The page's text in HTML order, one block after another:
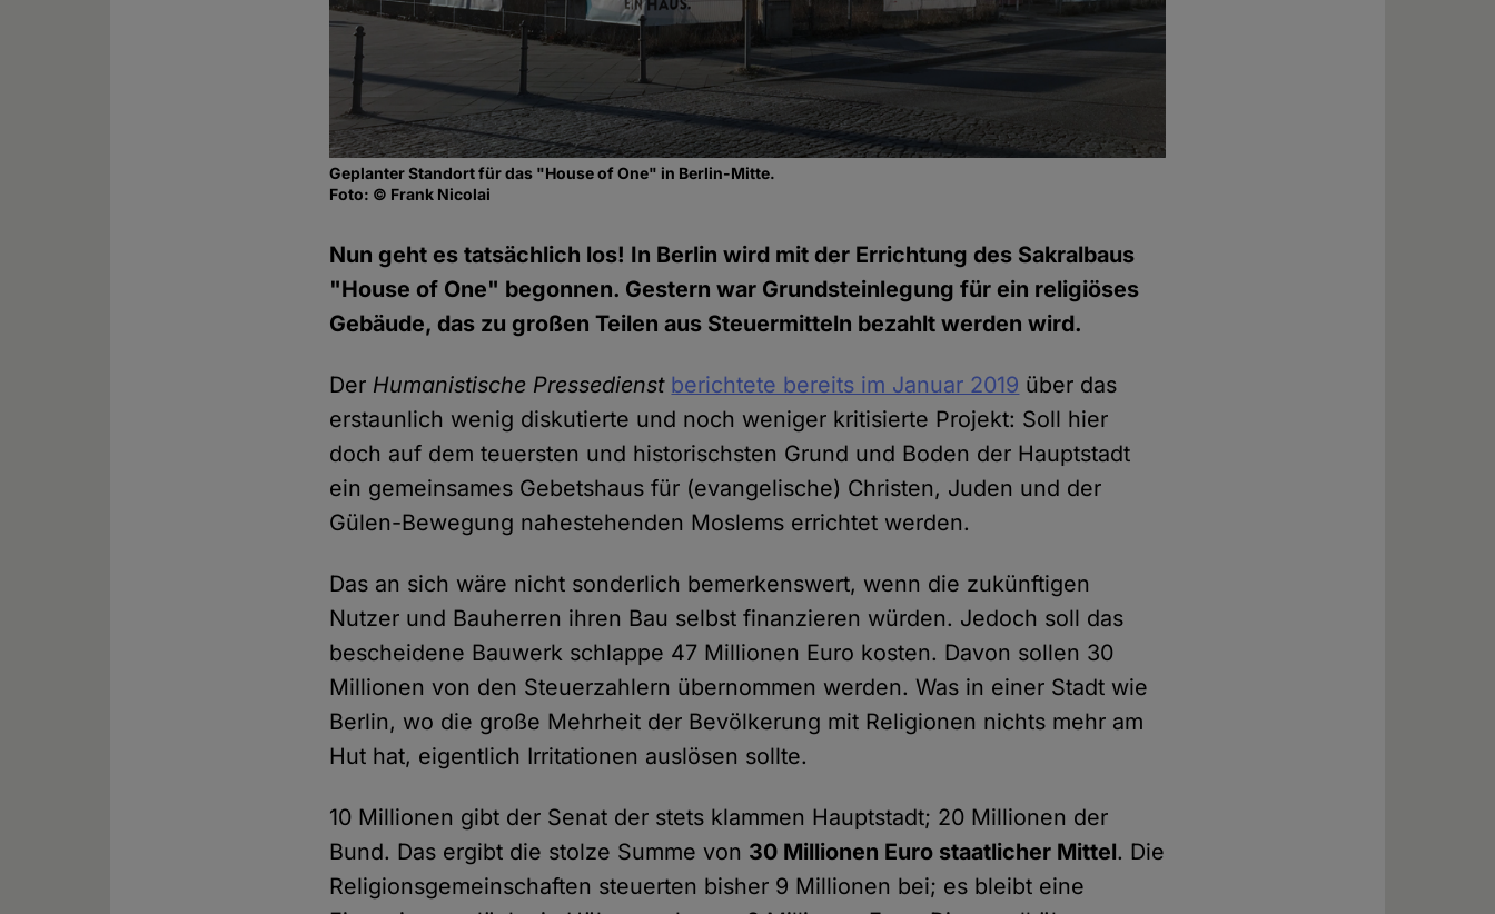
Geplanter Standort für das "House of One" in Berlin-Mitte.
Foto: © Frank Nicolai
Nun geht es tatsächlich los! In Berlin wird mit der Errichtung des Sakralbaus
"House of One" begonnen. Gestern war Grundsteinlegung für ein religiöses
Gebäude, das zu großen Teilen aus Steuermitteln bezahlt werden wird.
Der Humanistische Pressedienst berichtete bereits im Januar 2019 über das
erstaunlich wenig diskutierte und noch weniger kritisierte Projekt: Soll hier
doch auf dem teuersten und historischsten Grund und Boden der Hauptstadt
ein gemeinsames Gebetshaus für (evangelische) Christen, Juden und der
Gülen-Bewegung nahestehenden Moslems errichtet werden.
Das an sich wäre nicht sonderlich bemerkenswert, wenn die zukünftigen
Nutzer und Bauherren ihren Bau selbst finanzieren würden. Jedoch soll das
bescheidene Bauwerk schlappe 47 Millionen Euro kosten. Davon sollen 30
Millionen von den Steuerzahlern übernommen werden. Was in einer Stadt wie
Berlin, wo die große Mehrheit der Bevölkerung mit Religionen nichts mehr am
Hut hat, eigentlich Irritationen auslösen sollte.
10 Millionen gibt der Senat der stets klammen Hauptstadt; 20 Millionen der
Bund. Das ergibt die stolze Summe von 30 Millionen Euro staatlicher Mittel. Die
Religionsgemeinschaften steuerten bisher 9 Millionen bei; es bleibt eine